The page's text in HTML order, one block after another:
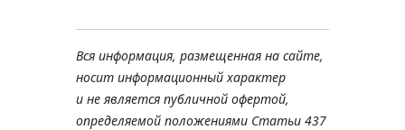
Вся информация, размещенная на сайте,
носит информационный характер
и не является публичной офертой,
определяемой положениями Статьи 437